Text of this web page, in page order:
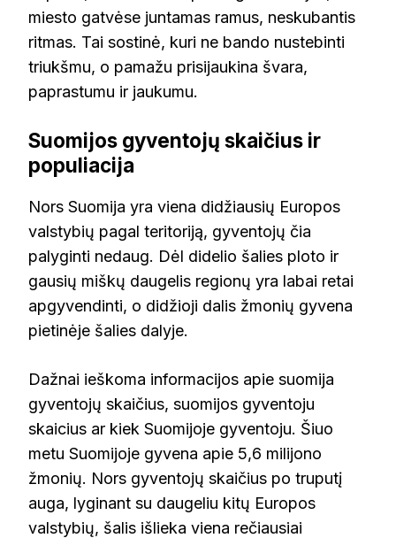
miesto gatvėse juntamas ramus, neskubantis
ritmas. Tai sostinė, kuri ne bando nustebinti
triukšmu, o pamažu prisijaukina švara,
paprastumu ir jaukumu.
Suomijos gyventojų skaičius ir
populiacija
Nors Suomija yra viena didžiausių Europos
valstybių pagal teritoriją, gyventojų čia
palyginti nedaug. Dėl didelio šalies ploto ir
gausių miškų daugelis regionų yra labai retai
apgyvendinti, o didžioji dalis žmonių gyvena
pietinėje šalies dalyje.
Dažnai ieškoma informacijos apie suomija
gyventojų skaičius, suomijos gyventoju
skaicius ar kiek Suomijoje gyventoju. Šiuo
metu Suomijoje gyvena apie 5,6 milijono
žmonių. Nors gyventojų skaičius po truputį
auga, lyginant su daugeliu kitų Europos
valstybių, šalis išlieka viena rečiausiai